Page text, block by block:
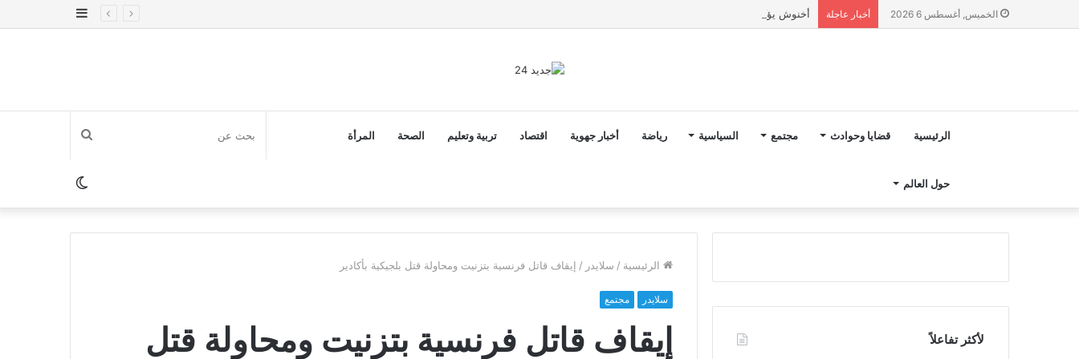
الخميس, أغسطس 6 2026 أخبار عاجلة أخنوش يؤكد في المذكرة التوجيهية حول ميزانية 2027 أن ثوابت العدالة الاجتماعية والمجالية خيار استراتيجي للبلاد
إضافة
الرئيسية قضايا وحوادث مجتمع السياسية رياضة أخبار جهوية اقتصاد تربية وتعليم الصحة المرأة
حول العالم
بحث
عنالوضع
المظلم
الرئيسية / سلايدر / إيقاف قاتل فرنسية بتزنيت ومحاولة قتل بلجيكية بأكادير
سلايدر مجتمع
إيقاف قاتل فرنسية بتزنيت ومحاولة قتل
لأكثر تفاعلاً